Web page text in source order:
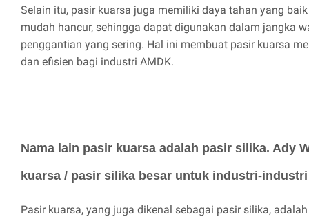
Selain itu, pasir kuarsa juga memiliki daya tahan yang
mudah hancur, sehingga dapat digunakan dalam jangka
penggantian yang sering. Hal ini membuat pasir kuarsa
dan efisien bagi industri AMDK.
Nama lain pasir kuarsa adalah pasir silika. Ady
kuarsa / pasir silika besar untuk industri-industri
Pasir kuarsa, yang juga dikenal sebagai pasir silika,